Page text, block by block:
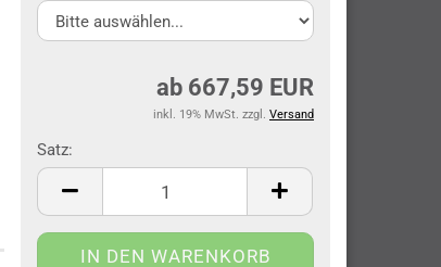
ab 667,59 EUR
inkl. 19% MwSt. zzgl. Versand
Satz:
Satz